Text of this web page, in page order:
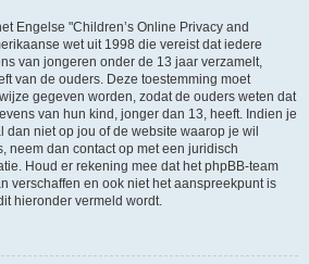
Engelse "Children’s Online Privacy and
wet uit 1998 die vereist dat iedere
van jongeren onder de 13 jaar verzamelt,
van de ouders. Deze toestemming moet
gegeven worden, zodat de ouders weten dat
van hun kind, jonger dan 13, heeft. Indien je
dan niet op jou of de website waarop je wil
neem dan contact op met een juridisch
Houd er rekening mee dat het phpBB-team
verschaffen en ook niet het aanspreekpunt is
hieronder vermeld wordt.